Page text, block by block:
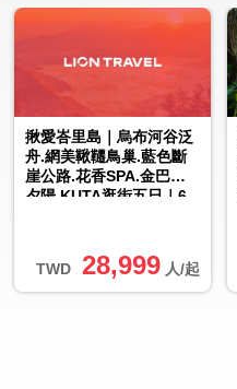
TWD 28,999 人/起
揪愛峇里島｜烏布河谷泛
舟.網美鞦韆鳥巢.藍色斷
崖公路.花香SPA.金巴蘭
夕陽.KUTA逛街五日｜6